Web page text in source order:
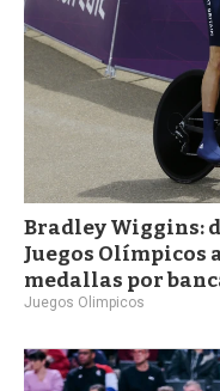
Bradley Wiggins:
Juegos Olímpicos
medallas por
Juegos Olimpicos